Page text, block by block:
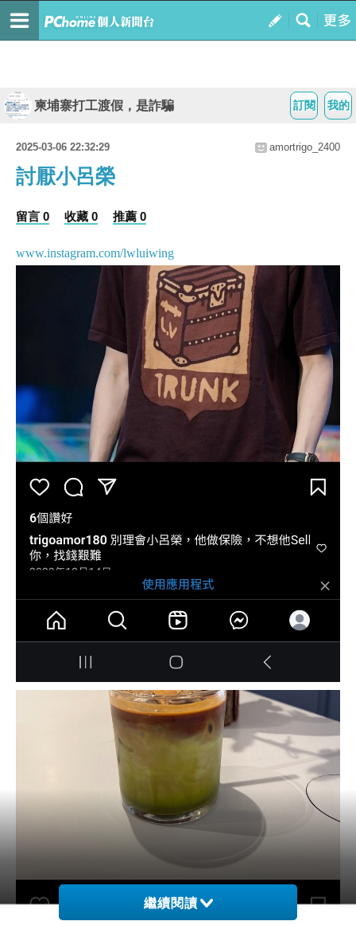
我的
訂閱
柬埔寨打工渡假，是詐騙
2025-03-06 22:32:29 amortrigo_2400
討厭小呂榮
留言 0 收藏 0 推薦 0
www.instagram.com/lwluiwing
繼續閱讀